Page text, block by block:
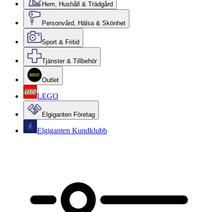
Hem, Hushåll & Trädgård
Personvård, Hälsa & Skönhet
Sport & Fritid
Tjänster & Tillbehör
Outlet
LEGO
Elgiganten Företag
Elgiganten Kundklubb